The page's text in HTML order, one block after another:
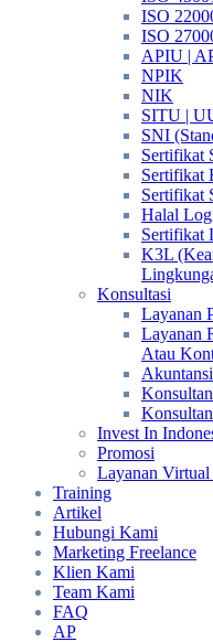
ISO
ISO
APIU |
NPIK
NIK
SITU |
SNI
Sertifikat
Sertifikat
Sertifikat
Halal
Sertifikat
K3L
Konsultasi
Layanan
Layanan
Atau
Invest In
Promosi
Layanan Virtual
Training
Artikel
Hubungi Kami
Marketing Freelance
Klien Kami
Team Kami
FAQ
AP